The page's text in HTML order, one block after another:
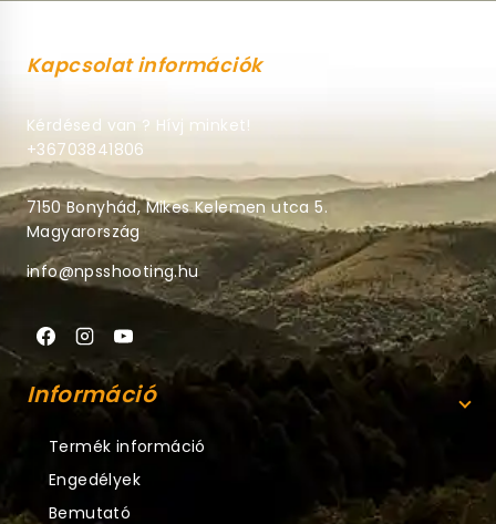
Kapcsolat információk
Kérdésed van ? Hívj minket!
+36703841806
7150 Bonyhád, Mikes Kelemen utca 5.
Magyarország
info@npsshooting.hu
Információ
Termék információ
Engedélyek
Bemutató